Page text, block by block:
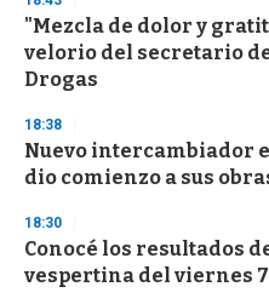
d
s
o
f
3
s
e
c
o
d
s
"Mezcla de dolor y
velorio del secretario
Drogas
18:38
Nuevo intercambiador
dio comienzo a sus
18:30
Conocé los resultados
vespertina del viernes 7